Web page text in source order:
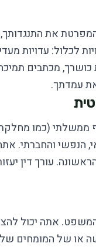
את התנגדותך,
לכלול: עדויות
מכתבים
עמדתך.
ממשלתי (כמו
הנפשי והחברתי.
עורך דין
אתה יכול
או של המומחים